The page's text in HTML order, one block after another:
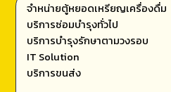
จำหน่ายตู้หยอดเหรียญเครื่องดื่ม
บริการซ่อมบำรุงทั่วไป
บริการบำรุงรักษาตามวงรอบ
IT Solution
บริการขนส่ง